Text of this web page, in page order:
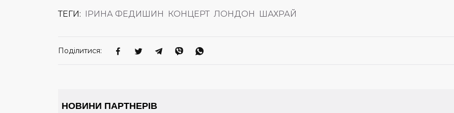
ТЕГИ: ІРИНА ФЕДИШИН КОНЦЕРТ ЛОНДОН ШАХРАЙ
Поділитися: